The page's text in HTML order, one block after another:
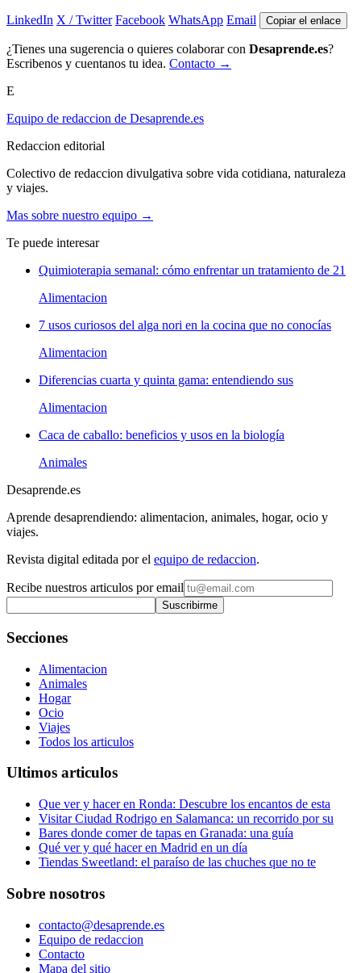
LinkedIn X / Twitter Facebook WhatsApp Email Copiar el enlace
¿Tienes una sugerencia o quieres colaborar con Desaprende.es?
Escribenos y cuentanos tu idea. Contacto →
E
Equipo de redaccion de Desaprende.es
Redaccion editorial
Colectivo de redaccion divulgativa sobre vida cotidiana, naturaleza
y viajes.
Mas sobre nuestro equipo →
Te puede interesar
Quimioterapia semanal: cómo enfrentar un tratamiento de 21
Alimentacion
7 usos curiosos del alga nori en la cocina que no conocías
Alimentacion
Diferencias cuarta y quinta gama: entendiendo sus
Alimentacion
Caca de caballo: beneficios y usos en la biología
Animales
Desaprende.es
Aprende desaprendiendo: alimentacion, animales, hogar, ocio y
viajes.
Revista digital editada por el equipo de redaccion.
Recibe nuestros articulos por email
Suscribirme
Secciones
Alimentacion
Animales
Hogar
Ocio
Viajes
Todos los articulos
Ultimos articulos
Que ver y hacer en Ronda: Descubre los encantos de esta
Visitar Ciudad Rodrigo en Salamanca: un recorrido por su
Bares donde comer de tapas en Granada: una guía
Qué ver y qué hacer en Madrid en un día
Tiendas Sweetland: el paraíso de las chuches que no te
Sobre nosotros
contacto@desaprende.es
Equipo de redaccion
Contacto
Mapa del sitio